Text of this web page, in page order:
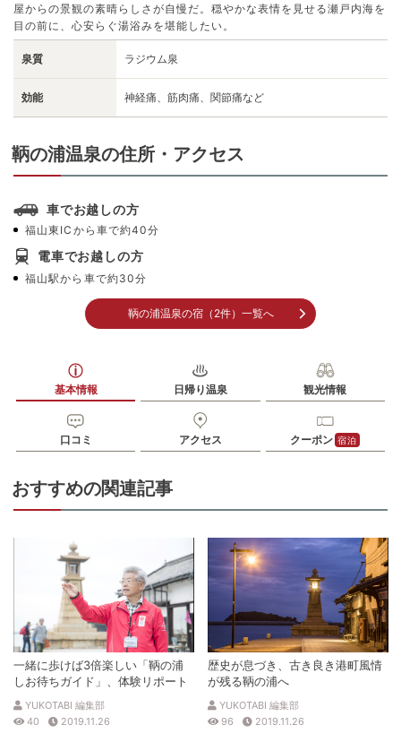
屋からの景観の素晴らしさが自慢だ。穏やかな表情を見せる瀬戸内海を
目の前に、心安らぐ湯浴みを堪能したい。
泉質 ラジウム泉
効能 神経痛、筋肉痛、関節痛など
鞆の浦温泉の住所・アクセス
車でお越しの方
福山東ICから車で約40分
電車でお越しの方
福山駅から車で約30分
鞆の浦温泉の宿（2件）一覧へ
基本情報 日帰り温泉 観光情報
口コミ アクセス クーポン 宿泊
おすすめの関連記事
一緒に歩けば3倍楽しい「鞆の浦
しお待ちガイド」、体験リポート
YUKOTABI 編集部
40
2019.11.26
歴史が息づき、古き良き港町風情
が残る鞆の浦へ
YUKOTABI 編集部
96
2019.11.26